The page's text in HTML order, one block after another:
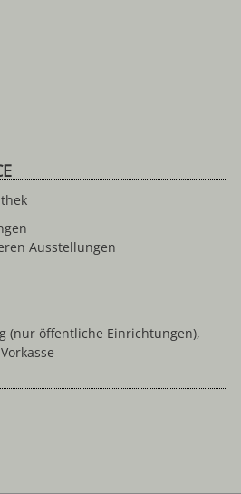
Ausstellungen
(nur öffentliche Einrichtungen),